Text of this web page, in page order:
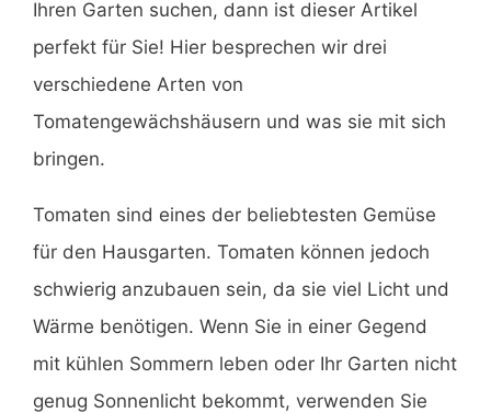
i
d
o
Ihren Garten suchen, dann ist dieser Artikel
perfekt für Sie! Hier besprechen wir drei
verschiedene Arten von
Tomatengewächshäusern und was sie mit sich
bringen.
Tomaten sind eines der beliebtesten Gemüse
für den Hausgarten. Tomaten können jedoch
schwierig anzubauen sein, da sie viel Licht und
Wärme benötigen. Wenn Sie in einer Gegend
mit kühlen Sommern leben oder Ihr Garten nicht
genug Sonnenlicht bekommt, verwenden Sie